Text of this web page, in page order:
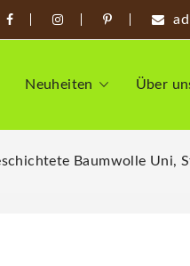
Neuheiten Über
Baumwolle Uni,